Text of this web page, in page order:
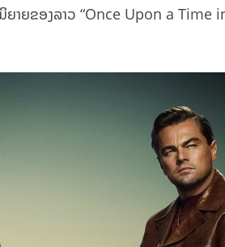
ຍາຍຂອງລາວ “Once Upon a